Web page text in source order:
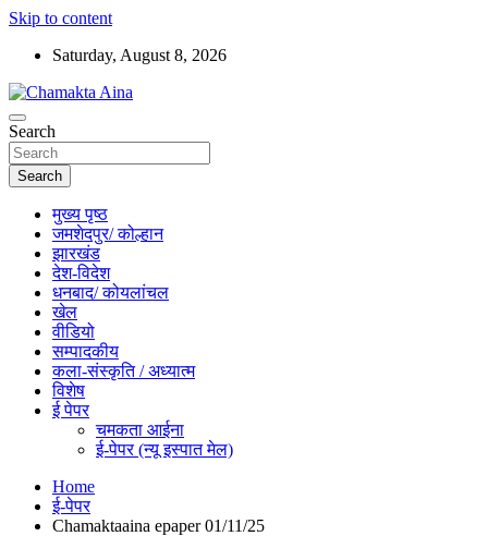
Skip to content
Saturday, August 8, 2026
Chamakta Aina
Hindi News Paper – Jharkhand
Search
Search
मुख्य पृष्ठ
जमशेदपुर/ कोल्हान
झारखंड
देश-विदेश
धनबाद/ कोयलांचल
खेल
वीडियो
सम्पादकीय
कला-संस्कृति / अध्यात्म
विशेष
ई पेपर
चमकता आईना
ई-पेपर (न्यू इस्पात मेल)
Home
ई-पेपर
Chamaktaaina epaper 01/11/25